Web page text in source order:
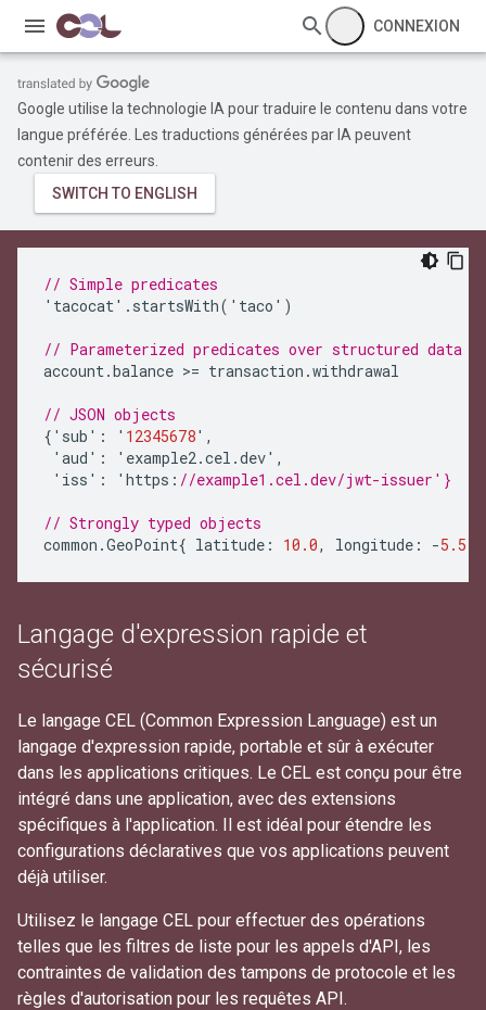
CONNEXION
Google utilise la technologie IA pour traduire le contenu dans votre
langue préférée. Les traductions générées par IA peuvent
contenir des erreurs.
// Simple predicates
' tacocat' . startsWith( ' taco ' )
// Parameterized predicates over structured data
account.balance >= transaction .withdrawal
// JSON objects
{ ' sub ' : ' 12345678' ,
' aud ' : ' example2.cel .dev' ,
' iss ' : ' https : //example1.cel.dev/jwt-issuer'}
// Strongly typed objects
common .GeoPoint{ latitude : 10.0, longitude : -5.5
Langage d'expression rapide et
sécurisé
Le langage CEL (Common Expression Language) est un
langage d'expression rapide, portable et sûr à exécuter
dans les applications critiques. Le CEL est conçu pour être
intégré dans une application, avec des extensions
spécifiques à l'application. Il est idéal pour étendre les
configurations déclaratives que vos applications peuvent
déjà utiliser.
Utilisez le langage CEL pour effectuer des opérations
telles que les filtres de liste pour les appels d'API, les
contraintes de validation des tampons de protocole et les
règles d'autorisation pour les requêtes API.